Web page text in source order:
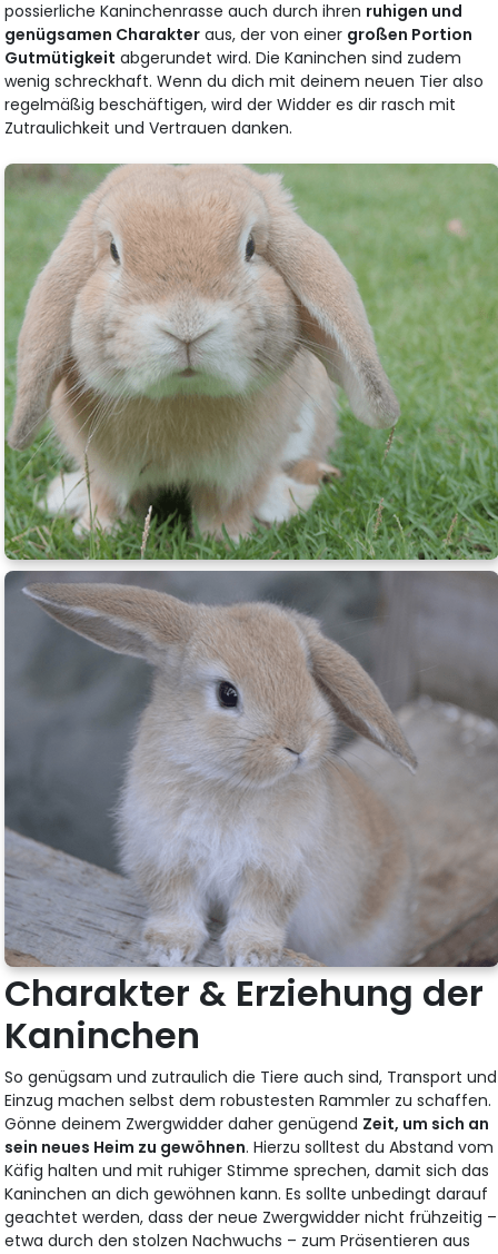
possierliche Kaninchenrasse auch durch ihren ruhigen und
genügsamen Charakter aus, der von einer großen Portion
Gutmütigkeit abgerundet wird. Die Kaninchen sind zudem
wenig schreckhaft. Wenn du dich mit deinem neuen Tier also
regelmäßig beschäftigen, wird der Widder es dir rasch mit
Zutraulichkeit und Vertrauen danken.
Charakter & Erziehung der
Kaninchen
So genügsam und zutraulich die Tiere auch sind, Transport und
Einzug machen selbst dem robustesten Rammler zu schaffen.
Gönne deinem Zwergwidder daher genügend Zeit, um sich an
sein neues Heim zu gewöhnen. Hierzu solltest du Abstand vom
Käfig halten und mit ruhiger Stimme sprechen, damit sich das
Kaninchen an dich gewöhnen kann. Es sollte unbedingt darauf
geachtet werden, dass der neue Zwergwidder nicht frühzeitig –
etwa durch den stolzen Nachwuchs – zum Präsentieren aus